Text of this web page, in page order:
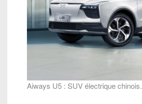
Aiways U5 : SUV électrique chinois.